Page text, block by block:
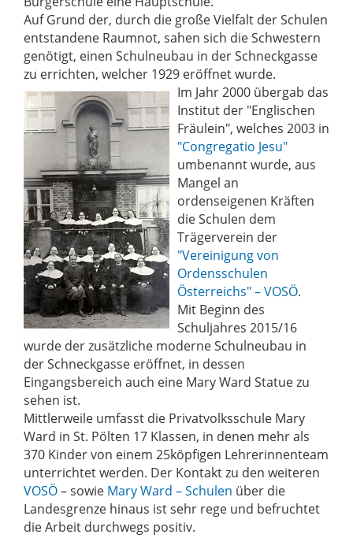
Auf Grund der, durch die große Vielfalt der Schulen
entstandene Raumnot, sahen sich die Schwestern
genötigt, einen Schulneubau in der Schneckgasse
zu errichten, welcher 1929 eröffnet wurde.
Im Jahr 2000 übergab das
Institut der "Englischen
Fräulein", welches 2003 in
"Congregatio Jesu"
umbenannt wurde, aus
Mangel an
ordenseigenen Kräften
die Schulen dem
Trägerverein der
"Vereinigung von
Ordensschulen
Österreichs" – VOSÖ.
Mit Beginn des
Schuljahres 2015/16
wurde der zusätzliche moderne Schulneubau in
der Schneckgasse eröffnet, in dessen
Eingangsbereich auch eine Mary Ward Statue zu
sehen ist.
Mittlerweile umfasst die Privatvolksschule Mary
Ward in St. Pölten 17 Klassen, in denen mehr als
370 Kinder von einem 25köpfigen Lehrerinnenteam
unterrichtet werden. Der Kontakt zu den weiteren
VOSÖ– sowie Mary Ward – Schulen über die
Landesgrenze hinaus ist sehr rege und befruchtet
die Arbeit durchwegs positiv.